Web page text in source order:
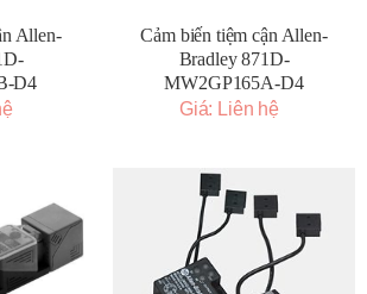
Allen-
D4
Cảm biến tiệm cận Allen-
Bradley 871D-
MW2GP165A-D4
Giá: Liên hệ